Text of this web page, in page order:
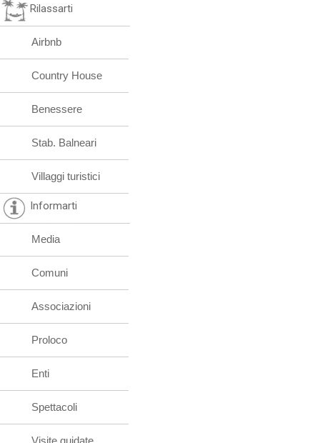
Rilassarti
Airbnb
Country House
Benessere
Stab. Balneari
Villaggi turistici
Informarti
Media
Comuni
Associazioni
Proloco
Enti
Spettacoli
Visite guidate